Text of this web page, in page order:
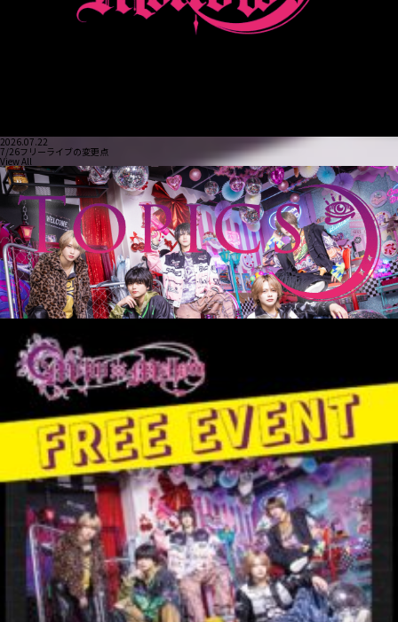
2026.07.22
7/26フリーライブの変更点
View All